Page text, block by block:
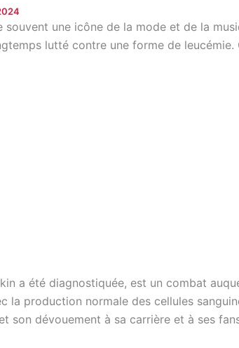
souvent une icône de la mode et de la
lutté contre une forme de
a été diagnostiquée, est un combat
la production normale des cellules
son dévouement à sa carrière et à ses